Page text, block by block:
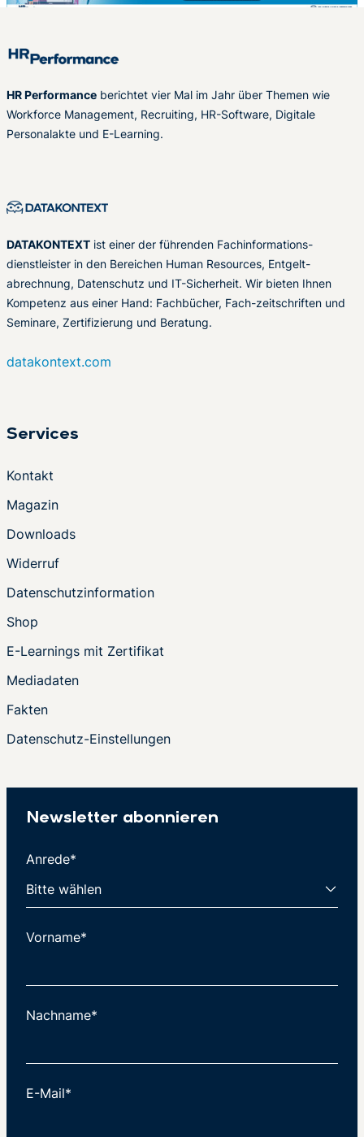
HR Performance berichtet vier Mal im Jahr über Themen wie
Workforce Management, Recruiting, HR-Software, Digitale
Personalakte und E-Learning.
DATAKONTEXT ist einer der führenden Fachinformations-
dienstleister in den Bereichen Human Resources, Entgelt-
abrechnung, Datenschutz und IT-Sicherheit. Wir bieten Ihnen
Kompetenz aus einer Hand: Fachbücher, Fach-zeitschriften und
Seminare, Zertifizierung und Beratung.
datakontext.com
Services
Kontakt
Magazin
Downloads
Widerruf
Datenschutzinformation
Shop
E-Learnings mit Zertifikat
Mediadaten
Fakten
Datenschutz-Einstellungen
Newsletter abonnieren
Anrede*
Vorname*
Nachname*
E-Mail*